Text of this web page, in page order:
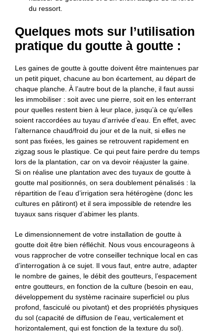
du ressort.
Quelques mots sur l’utilisation
pratique du goutte à goutte :
Les gaines de goutte à goutte doivent être maintenues par
un petit piquet, chacune au bon écartement, au départ de
chaque planche. À l’autre bout de la planche, il faut aussi
les immobiliser : soit avec une pierre, soit en les enterrant
pour quelles restent bien à leur place, jusqu’à ce qu’elles
soient raccordées au tuyau d’arrivée d’eau. En effet, avec
l’alternance chaud/froid du jour et de la nuit, si elles ne
sont pas fixées, les gaines se retrouvent rapidement en
zigzag sous le plastique. Ce qui peut faire perdre du temps
lors de la plantation, car on va devoir réajuster la gaine.
Si on réalise une plantation avec des tuyaux de goutte à
goutte mal positionnés, on sera doublement pénalisés : la
répartition de l’eau d’irrigation sera hétérogène (donc les
cultures en pâtiront) et il sera impossible de retendre les
tuyaux sans risquer d’abimer les plants.
Le dimensionnement de votre installation de goutte à
goutte doit être bien réfléchit. Nous vous encourageons à
vous rapprocher de votre conseiller technique local en cas
d’interrogation à ce sujet. Il vous faut, entre autre, adapter
le nombre de gaines, le débit des goutteurs, l’espacement
entre goutteurs, en fonction de la culture (besoin en eau,
développement du système racinaire superficiel ou plus
profond, fasciculé ou pivotant) et des propriétés physiques
du sol (capacité de diffusion de l’eau, verticalement et
horizontalement, qui est fonction de la texture du sol).